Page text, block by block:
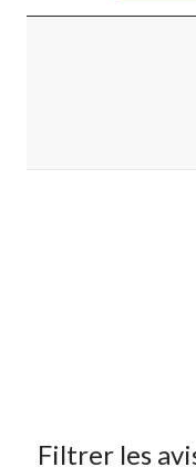
Filtrer les